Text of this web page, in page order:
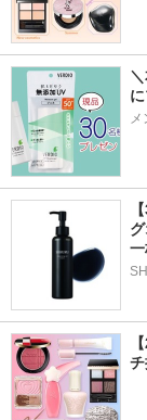
メ
チ